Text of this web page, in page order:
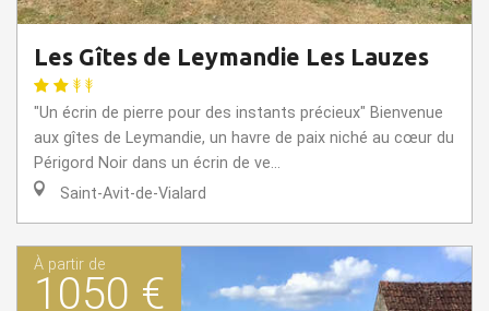
Les Gîtes de Leymandie Les Lauzes
"Un écrin de pierre pour des instants précieux" Bienvenue
aux gîtes de Leymandie, un havre de paix niché au cœur du
Périgord Noir dans un écrin de ve...
Saint-Avit-de-Vialard
À partir de
1050 €